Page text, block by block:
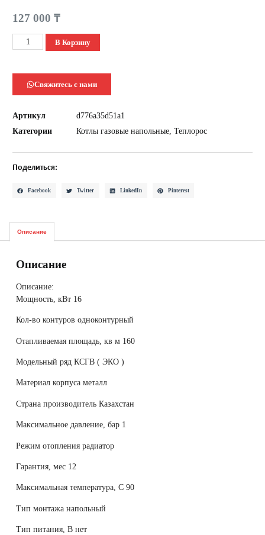
127 000₸
В Корзину
Свяжитесь с нами
Артикул
d776a35d51a1
Категории
Котлы газовые напольные,Теплорос
Поделиться:
Facebook Twitter LinkedIn Pinterest
Описание
Описание
Описание:
Мощность, кВт 16
Кол-во контуров одноконтурный
Отапливаемая площадь, кв м 160
Модельный ряд КСГВ ( ЭКО )
Материал корпуса металл
Страна производитель Казахстан
Максимальное давление, бар 1
Режим отопления радиатор
Гарантия, мес 12
Максимальная температура, С 90
Тип монтажа напольный
Тип питания, В нет